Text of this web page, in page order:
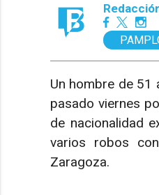
Un hombre de 51
pasado viernes
de nacionalidad
varios robos
Zaragoza.